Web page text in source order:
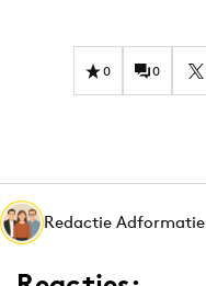
Diversiteit
Interne communicatie
Martech
Media
Merkstrategie
0 0
Redactie Adformatie